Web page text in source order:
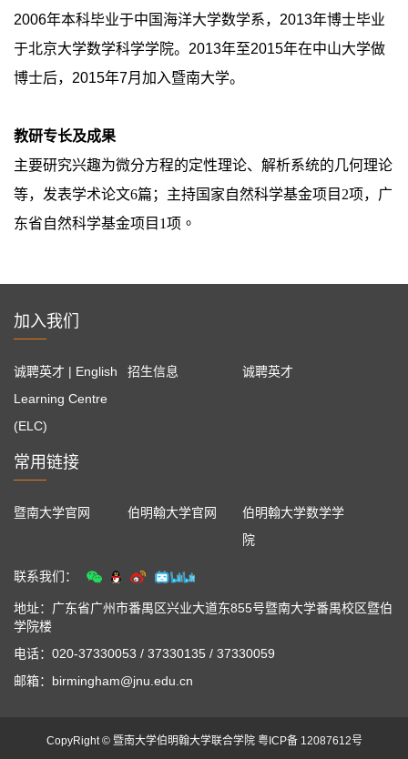
2006年本科毕业于中国海洋大学数学系， 2013年博士毕业
于北京大学数学科学学院。 2013年至2015年在中山大学做
博士后， 2015年7月加入暨南大学。
教研专长及成果
主要研究兴趣为微分方程的定性理论、解析系统的几何理论
等，发表学术论文6篇；主持国家自然科学基金项目 2项，广
东省自然科学基金项目 1项 。
加入我们
诚聘英才 | English
Learning Centre
(ELC)
招生信息 诚聘英才
常用链接
暨南大学官网 伯明翰大学官网
伯明翰大学数学学
院
联系我们：
地址：广东省广州市番禺区兴业大道东855号暨南大学番禺校区暨伯
学院楼
电话：020-37330053 / 37330135 / 37330059
邮箱：birmingham@jnu.edu.cn
CopyRight © 暨南大学伯明翰大学联合学院 粤ICP备 12087612号